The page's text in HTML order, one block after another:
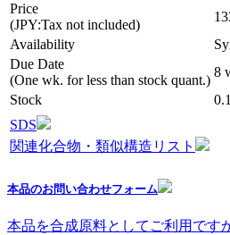
Price
(JPY:Tax not included)
Availability
Due Date
(One wk. for less than stock quant.)
8
Stock
SDS
関連化合物・類似構造リスト
本品のお問い合わせフォーム
本品を合成原料としてご利用です